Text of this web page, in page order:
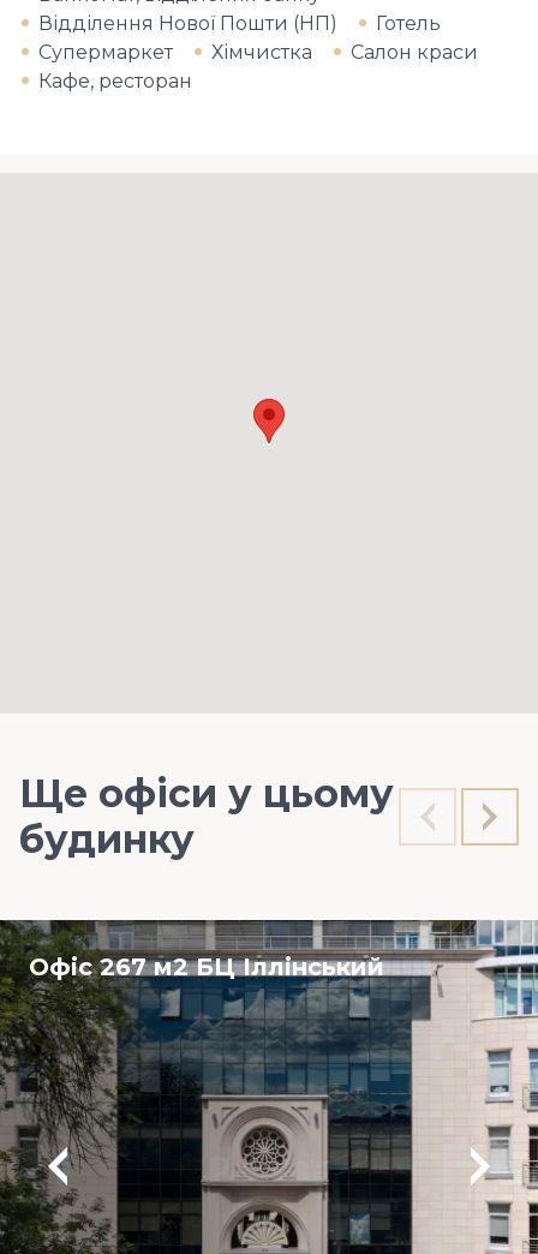
Відділення Нової Пошти (НП)
Готель
Супермаркет
Хімчистка
Салон краси
Кафе, ресторан
Ще офіси у цьому
будинку
Офіс 267 м2 БЦ Іллінський